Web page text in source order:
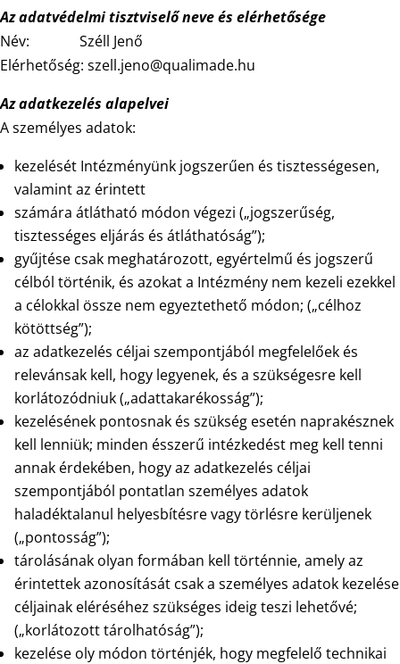
Az adatvédelmi tisztviselő neve és elérhetősége
Név: Széll Jenő
Elérhetőség: szell.jeno@qualimade.hu
Az adatkezelés alapelvei
A személyes adatok:
kezelését Intézményünk jogszerűen és tisztességesen,
valamint az érintett
számára átlátható módon végezi („jogszerűség,
tisztességes eljárás és átláthatóság”);
gyűjtése csak meghatározott, egyértelmű és jogszerű
célból történik, és azokat a Intézmény nem kezeli ezekkel
a célokkal össze nem egyeztethető módon; („célhoz
kötöttség”);
az adatkezelés céljai szempontjából megfelelőek és
relevánsak kell, hogy legyenek, és a szükségesre kell
korlátozódniuk („adattakarékosság”);
kezelésének pontosnak és szükség esetén naprakésznek
kell lenniük; minden ésszerű intézkedést meg kell tenni
annak érdekében, hogy az adatkezelés céljai
szempontjából pontatlan személyes adatok
haladéktalanul helyesbítésre vagy törlésre kerüljenek
(„pontosság”);
tárolásának olyan formában kell történnie, amely az
érintettek azonosítását csak a személyes adatok kezelése
céljainak eléréséhez szükséges ideig teszi lehetővé;
(„korlátozott tárolhatóság”);
kezelése oly módon történjék, hogy megfelelő technikai